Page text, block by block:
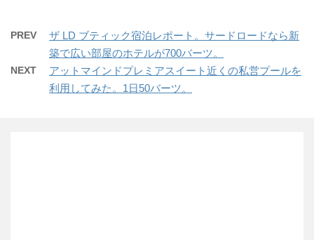
PREV
ザ LD ブティック宿泊レポート。サードロードなら新
築で広い部屋のホテルが700バーツ。
NEXT
アットマインドプレミアスイート近くの私営プールを
利用してみた。1日50バーツ。